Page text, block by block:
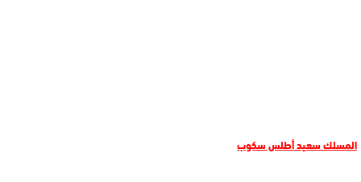
المسلك سعيد أطلس سكوب